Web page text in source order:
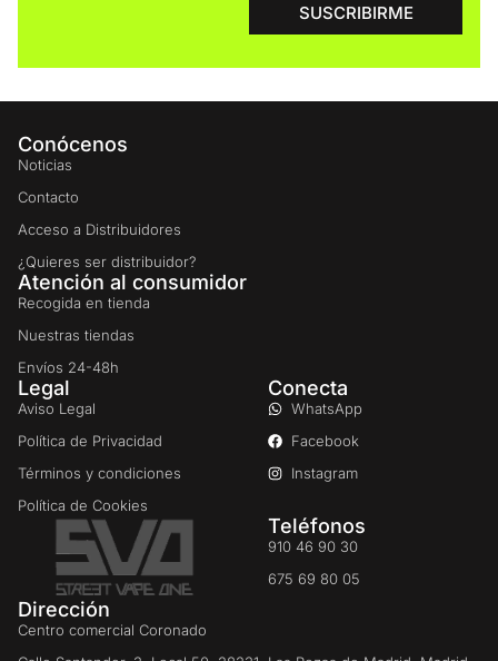
SUSCRIBIRME
Conócenos
Noticias
Contacto
Acceso a Distribuidores
¿Quieres ser distribuidor?
Atención al consumidor
Recogida en tienda
Nuestras tiendas
Envíos 24-48h
Legal
Aviso Legal
Política de Privacidad
Términos y condiciones
Política de Cookies
Conecta
WhatsApp
Facebook
Instagram
Teléfonos
910 46 90 30
675 69 80 05
Dirección
Centro comercial Coronado